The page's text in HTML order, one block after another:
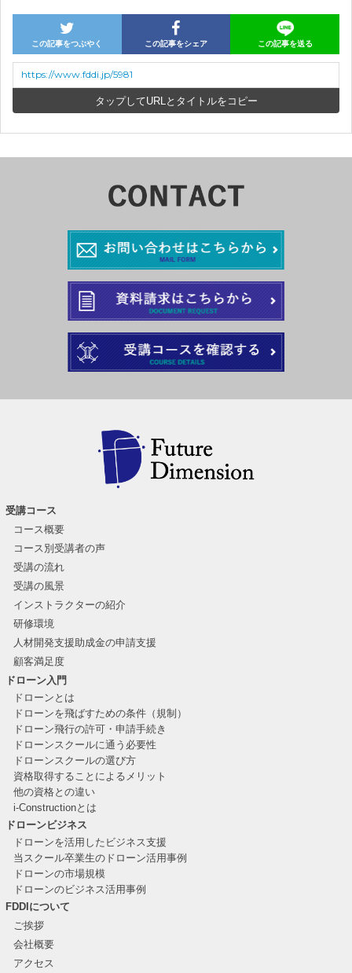
この記事をつぶやく この記事をシェア この記事を送る
https://www.fddi.jp/5981
URLとタイトルをコピー
受講コース
コース概要
コース別受講者の声
受講の流れ
受講の風景
インストラクターの紹介
研修環境
人材開発支援助成金の申請支援
顧客満足度
ドローン入門
ドローンとは
ドローンを飛ばすための条件（規制）
ドローン飛行の許可・申請手続き
ドローンスクールに通う必要性
ドローンスクールの選び方
資格取得することによるメリット
他の資格との違い
i-Constructionとは
ドローンビジネス
ドローンを活用したビジネス支援
当スクール卒業生のドローン活用事例
ドローンの市場規模
ドローンのビジネス活用事例
FDDIについて
ご挨拶
会社概要
アクセス